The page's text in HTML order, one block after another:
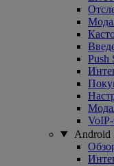
Push
Android